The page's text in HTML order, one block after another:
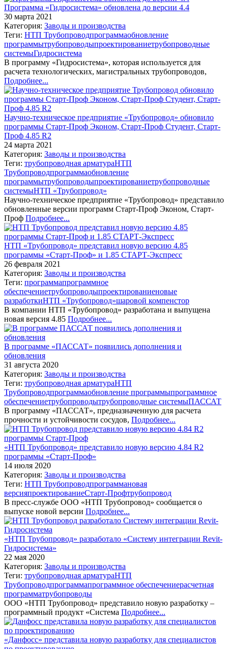
Программа «Гидросистема» обновлена до версии 4.4
30 марта 2021
Категория: Заводы и производства
Теги: НТП Трубопроводпрограммаобновление
программытрубопроводыпроектированиетрубопроводные
системыГидросистема
В программу «Гидросистема», которая используется для
расчета технологических, магистральных трубопроводов,
Подробнее...
Научно-техническое предприятие «Трубопровод» обновило
программы Старт-Проф Эконом, Старт-Проф Студент, Старт-
Проф 4.85 R2
24 марта 2021
Категория: Заводы и производства
Теги: трубопроводная арматураНТП
Трубопроводпрограммаобновление
программытрубопроводыпроектированиетрубопроводные
системыНТП «Трубопровод»
Научно-техническое предприятие «Трубопровод» представило
обновленные версии программ Старт-Проф Эконом, Старт-
Проф Подробнее...
НТП «Трубопровод» представил новую версию 4.85
программы «Старт-Проф» и 1.85 СТАРТ-Экспресс
26 февраля 2021
Категория: Заводы и производства
Теги: программапрограммное
обеспечениетрубопроводыпроектированиеновые
разработкиНТП «Трубопровод»шаровой компенстор
В компании НТП «Трубопровод» разработана и выпущена
новая версия 4.85 Подробнее...
В программе «ПАССАТ» появились дополнения и
обновления
31 августа 2020
Категория: Заводы и производства
Теги: трубопроводная арматураНТП
Трубопроводпрограммаобновление программыпрограммное
обеспечениетрубопроводытрубопроводные системыПАССАТ
В программу «ПАССАТ», предназначенную для расчета
прочности и устойчивости сосудов, Подробнее...
«НТП Трубопровод» представило новую версию 4.84 R2
программы «Старт-Проф»
14 июля 2020
Категория: Заводы и производства
Теги: НТП Трубопроводпрограммановая
версияпроектированиеСтарт-Профтрубопровод
В пресс-службе ООО «НТП Трубопровод» сообщается о
выпуске новой версии Подробнее...
«НТП Трубопровод» разработало «Систему интеграции Revit-
Гидросистема»
22 мая 2020
Категория: Заводы и производства
Теги: трубопроводная арматураНТП
Трубопроводпрограммапрограммное обеспечениерасчетная
программатрубопроводы
ООО «НТП Трубопровод» представило новую разработку –
программный продукт «Система Подробнее...
«Данфосс» представила новую разработку для специалистов